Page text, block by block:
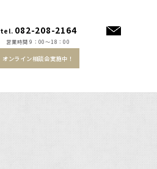
tel. 082-208-2164
営業時間 9：00～18：00
オンライン相談会実施中！